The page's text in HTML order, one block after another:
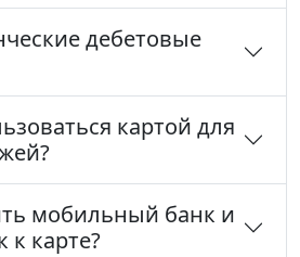
дебетовые
картой для
мобильный банк и
к карте?